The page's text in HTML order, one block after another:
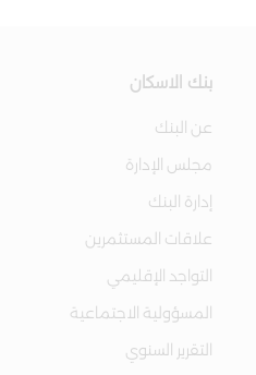
بنك الاسكان
عن البنك
مجلس الإدارة
إدارة البنك
علاقات المستثمرين
التواجد الإقليمي
المسؤولية الاجتماعية
التقرير السنوي